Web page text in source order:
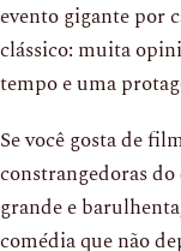
evento gigante por
clássico: muita
tempo e uma
Se você gosta de
constrangedoras
grande e
comédia que não